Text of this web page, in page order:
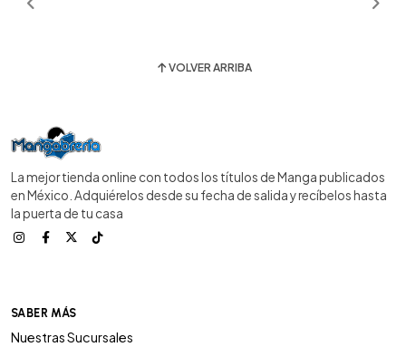
VOLVER ARRIBA
La mejor tienda online con todos los títulos de Manga publicados
en México. Adquiérelos desde su fecha de salida y recíbelos hasta
la puerta de tu casa
SABER MÁS
Nuestras Sucursales